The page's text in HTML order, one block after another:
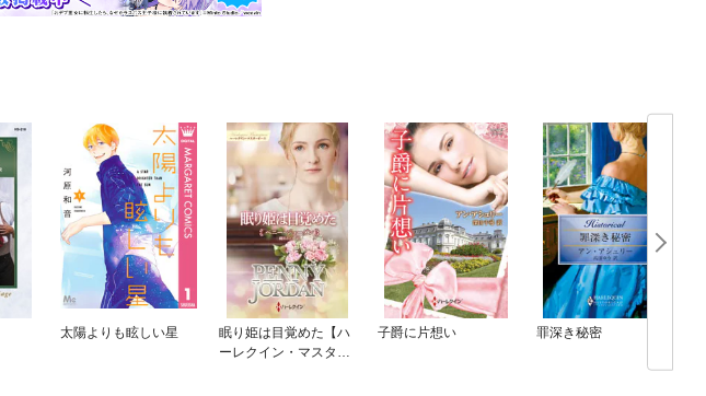
太陽よりも眩しい星
眠り姫は目覚めた【ハ
ーレクイン・マスター
子爵に片想い 罪深き秘密